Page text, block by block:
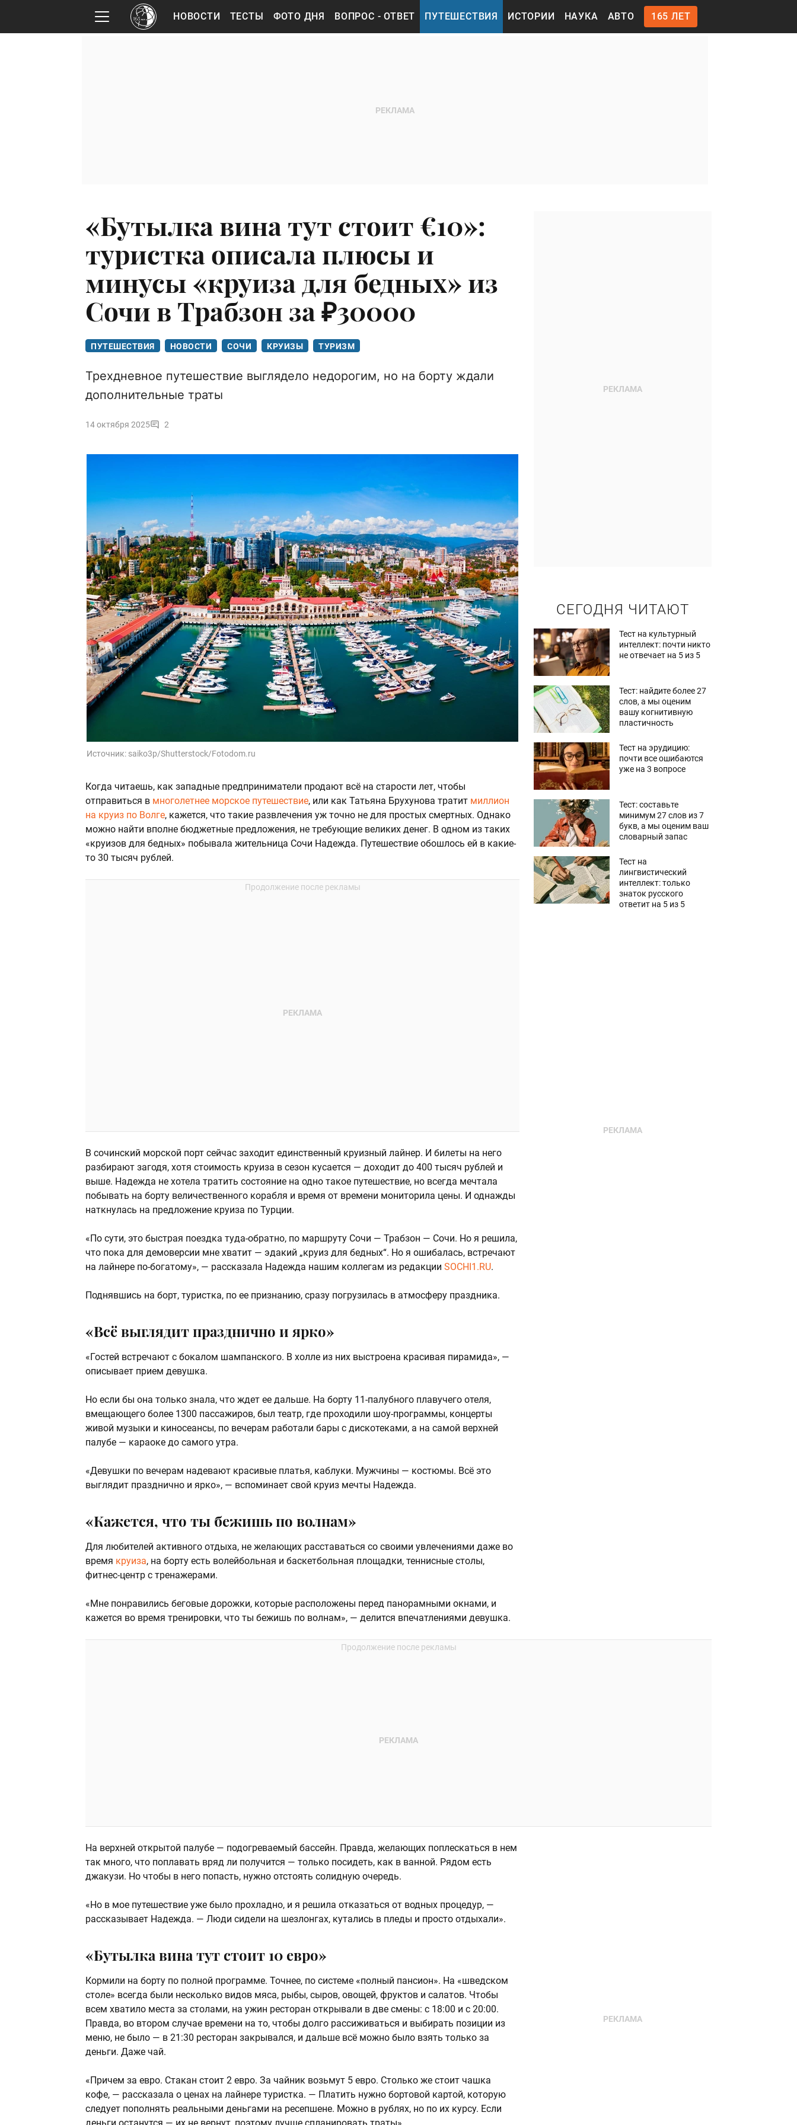
НОВОСТИ ТЕСТЫ ФОТО ДНЯ ВОПРОС - ОТВЕТ ПУТЕШЕСТВИЯ ИСТОРИИ НАУКА АВТО 165 ЛЕТ
«Бутылка вина тут стоит €10»:
туристка описала плюсы и
минусы «круиза для бедных» из
Сочи в Трабзон за ₽30000
ПУТЕШЕСТВИЯ НОВОСТИ СОЧИ КРУИЗЫ ТУРИЗМ
Трехдневное путешествие выглядело недорогим, но на борту ждали
дополнительные траты
14 октября 2025 2
Источник: saiko3p/Shutterstock/Fotodom.ru
Когда читаешь, как западные предприниматели продают всё на старости лет, чтобы
отправиться в многолетнее морское путешествие, или как Татьяна Брухунова тратит миллион
на круиз по Волге, кажется, что такие развлечения уж точно не для простых смертных. Однако
можно найти вполне бюджетные предложения, не требующие великих денег. В одном из таких
«круизов для бедных» побывала жительница Сочи Надежда. Путешествие обошлось ей в какие-
то 30 тысяч рублей.
В сочинский морской порт сейчас заходит единственный круизный лайнер. И билеты на него
разбирают загодя, хотя стоимость круиза в сезон кусается — доходит до 400 тысяч рублей и
выше. Надежда не хотела тратить состояние на одно такое путешествие, но всегда мечтала
побывать на борту величественного корабля и время от времени мониторила цены. И однажды
наткнулась на предложение круиза по Турции.
«По сути, это быстрая поездка туда-обратно, по маршруту Сочи — Трабзон — Сочи. Но я решила,
что пока для демоверсии мне хватит — эдакий „круиз для бедных“. Но я ошибалась, встречают
на лайнере по-богатому», — рассказала Надежда нашим коллегам из редакции SOCHI1.RU.
Поднявшись на борт, туристка, по ее признанию, сразу погрузилась в атмосферу праздника.
«Всё выглядит празднично и ярко»
«Гостей встречают с бокалом шампанского. В холле из них выстроена красивая пирамида», —
описывает прием девушка.
Но если бы она только знала, что ждет ее дальше. На борту 11-палубного плавучего отеля,
вмещающего более 1300 пассажиров, был театр, где проходили шоу-программы, концерты
живой музыки и киносеансы, по вечерам работали бары с дискотеками, а на самой верхней
палубе — караоке до самого утра.
«Девушки по вечерам надевают красивые платья, каблуки. Мужчины — костюмы. Всё это
выглядит празднично и ярко», — вспоминает свой круиз мечты Надежда.
«Кажется, что ты бежишь по волнам»
Для любителей активного отдыха, не желающих расставаться со своими увлечениями даже во
время круиза, на борту есть волейбольная и баскетбольная площадки, теннисные столы,
фитнес-центр с тренажерами.
«Мне понравились беговые дорожки, которые расположены перед панорамными окнами, и
кажется во время тренировки, что ты бежишь по волнам», — делится впечатлениями девушка.
На верхней открытой палубе — подогреваемый бассейн. Правда, желающих поплескаться в нем
так много, что поплавать вряд ли получится — только посидеть, как в ванной. Рядом есть
джакузи. Но чтобы в него попасть, нужно отстоять солидную очередь.
«Но в мое путешествие уже было прохладно, и я решила отказаться от водных процедур, —
рассказывает Надежда. — Люди сидели на шезлонгах, кутались в пледы и просто отдыхали».
«Бутылка вина тут стоит 10 евро»
Кормили на борту по полной программе. Точнее, по системе «полный пансион». На «шведском
столе» всегда были несколько видов мяса, рыбы, сыров, овощей, фруктов и салатов. Чтобы
всем хватило места за столами, на ужин ресторан открывали в две смены: с 18:00 и с 20:00.
Правда, во втором случае времени на то, чтобы долго рассиживаться и выбирать позиции из
меню, не было — в 21:30 ресторан закрывался, и дальше всё можно было взять только за
деньги. Даже чай.
«Причем за евро. Стакан стоит 2 евро. За чайник возьмут 5 евро. Столько же стоит чашка
кофе, — рассказала о ценах на лайнере туристка. — Платить нужно бортовой картой, которую
следует пополнять реальными деньгами на ресепшене. Можно в рублях, но по их курсу. Если
СЕГОДНЯ ЧИТАЮТ
Тест на культурный
интеллект: почти никто
не отвечает на 5 из 5
Тест: найдите более 27
слов, а мы оценим
вашу когнитивную
пластичность
Тест на эрудицию:
почти все ошибаются
уже на 3 вопросе
Тест: составьте
минимум 27 слов из 7
букв, а мы оценим ваш
словарный запас
Тест на
лингвистический
интеллект: только
знаток русского
ответит на 5 из 5